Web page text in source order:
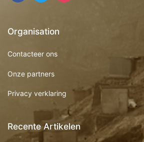
Organisation
Contacteer ons
Onze partners
Privacy verklaring
Recente Artikelen